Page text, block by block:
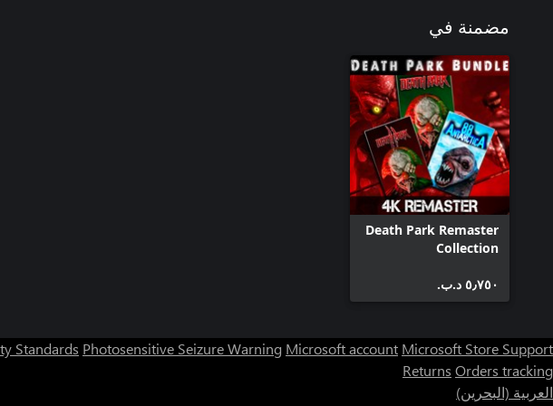
مضمنة في
Death Park Remaster
Collection
٥٫٧٥٠ د.ب.‏
Standards Photosensitive Seizure Warning Microsoft account Microsoft Store Support
Returns Orders tracking
العربية (البحرين)